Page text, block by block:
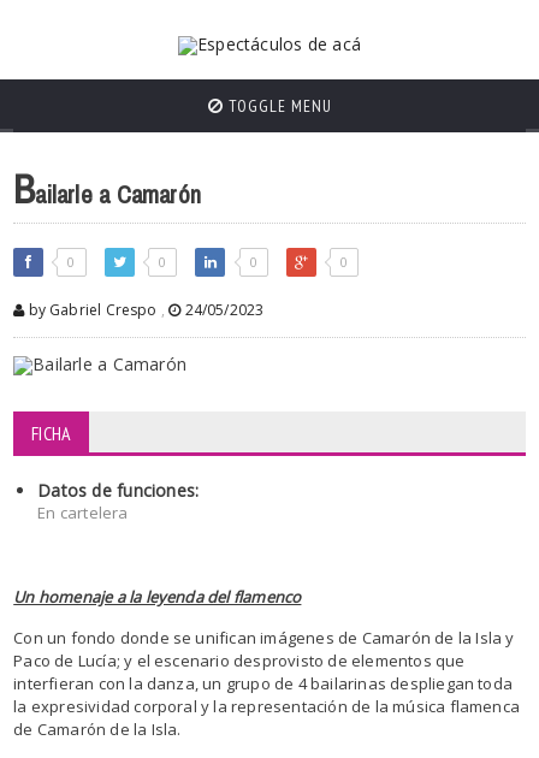
TOGGLE MENU
Bailarle a Camarón
0 0 0 0
by Gabriel Crespo , 24/05/2023
FICHA
Datos de funciones:
En cartelera
Un homenaje a la leyenda del flamenco
Con un fondo donde se unifican imágenes de Camarón de la Isla y
Paco de Lucía; y el escenario desprovisto de elementos que
interfieran con la danza, un grupo de 4 bailarinas despliegan toda
la expresividad corporal y la representación de la música flamenca
de Camarón de la Isla.